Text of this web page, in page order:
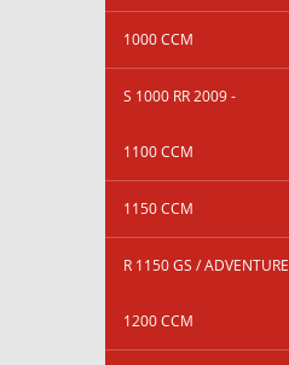
1000 CCM
S 1000 RR 2009 -
1100 CCM
1150 CCM
R 1150 GS / ADVENTURE
1200 CCM